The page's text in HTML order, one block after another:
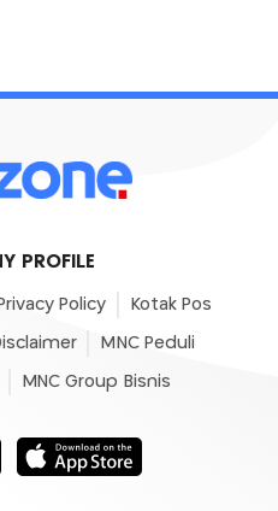
PROFILE
Privacy Policy Kotak Pos
MNC Peduli
MNC Group Bisnis